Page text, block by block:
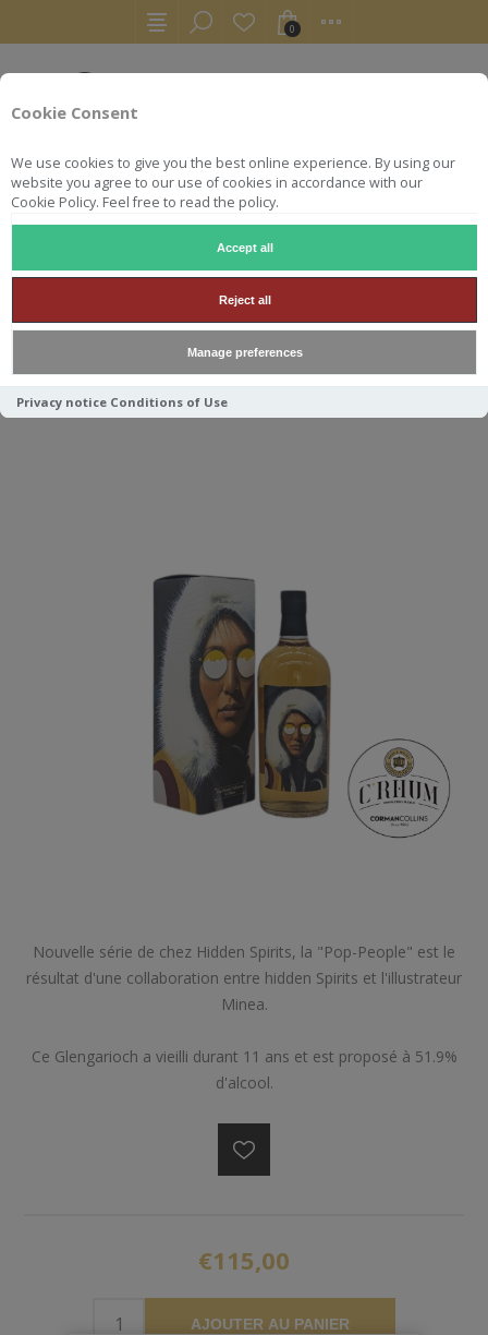
Cookie Consent
We use cookies to give you the best online experience. By using our
website you agree to our use of cookies in accordance with our
Cookie Policy. Feel free to read the policy.
Accept all
Reject all
Manage preferences
Privacy notice Conditions of Use
0
GLEN GARIOCH 2014 HIDDEN
SPIRITS POP PEOPLE 70CL
51.9°
Nouvelle série de chez Hidden Spirits, la "Pop-People" est le
résultat d'une collaboration entre hidden Spirits et l'illustrateur
Minea.
Ce Glengarioch a vieilli durant 11 ans et est proposé à 51.9%
d'alcool.
€115,00
AJOUTER AU PANIER